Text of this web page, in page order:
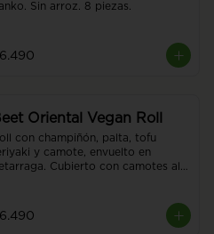
Sin arroz. 8 piezas.
Oriental Vegan Roll
con champiñón, palta, tofu
y camote, envuelto en
Cubierto con camotes al